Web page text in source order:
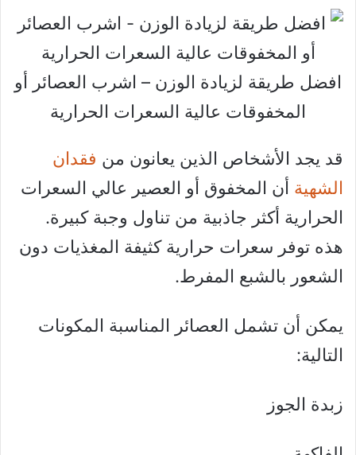
افضل طريقة لزيادة الوزن – اشرب العصائر أو
المخفوقات عالية السعرات الحرارية
قد يجد الأشخاص الذين يعانون من فقدان
الشهية أن المخفوق أو العصير عالي السعرات
الحرارية أكثر جاذبية من تناول وجبة كبيرة.
هذه توفر سعرات حرارية كثيفة المغذيات دون
الشعور بالشبع المفرط.
يمكن أن تشمل العصائر المناسبة المكونات
التالية:
زبدة الجوز